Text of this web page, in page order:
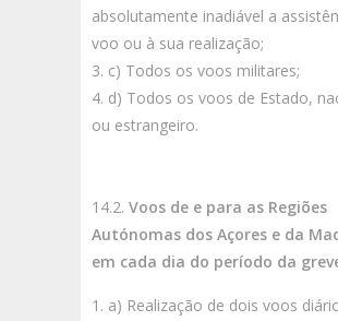
absolutamente inadiável a
voo ou à sua realização;
c) Todos os voos militares;
d) Todos os voos de Estado,
ou estrangeiro.
14.2. Voos de e para as Regiões
Autónomas dos Açores e da
em cada dia do período da
a) Realização de dois voos